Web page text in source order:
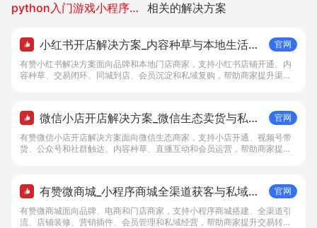
python入门游戏小程序开发 相关的解决方案
小红书开店解决方案_内容种草与本地生活转
化工具 - 做生意, 找有赞
官网
有赞小红书解决方案面向品牌和本地门店商家，支持小红书店铺开通、内
容种草、交易闭环、同城到店、会员沉淀和私域复购，帮助商家提升渠道
微信小店开店解决方案_微信生态卖货与私域
经营 - 做生意, 找有赞
官网
有赞微信小店开店解决方案面向微信生态商家，支持小店开通、视频号带
货、公众号和社群触达、内容种草、直播互动和会员运营，帮助商家提升
有赞微商城_小程序商城全渠道获客与私域复
购工具 - 做生意, 找有赞
官网
有赞微商城面向品牌、电商和门店商家，支持小程序商城搭建、全渠道引
流、店铺装修、营销插件、会员管理和私域经营，帮助商家提升交易转化